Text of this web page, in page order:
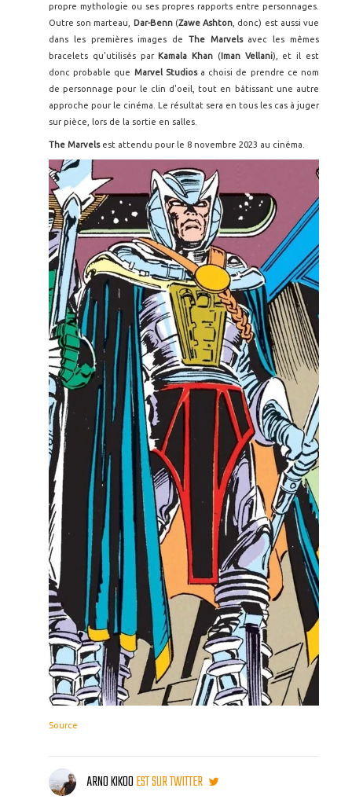
propre mythologie ou ses propres rapports entre personnages.
Outre son marteau,
Dar-Benn (Zawe Ashton , donc) est aussi vue
dans les premières images de The Marvels avec les mêmes
bracelets qu'utilisés par Kamala Khan (Iman Vellani), et il est
donc probable que Marvel Studios a choisi de prendre ce nom
de personnage pour le clin d'oeil, tout en bâtissant une autre
approche pour le cinéma. Le résultat sera en tous les cas à juger
sur pièce, lors de la sortie en salles.
The Marvels est attendu pour le 8 novembre 2023 au cinéma.
Source
ARNO KIKOOEST SUR TWITTER